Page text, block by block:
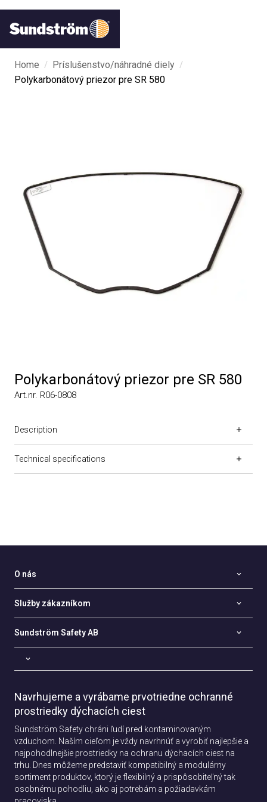
Home / Príslušenstvo/náhradné diely /
Polykarbonátový priezor pre SR 580
Polykarbonátový priezor pre SR 580
Art.nr. R06-0808
Description
Technical specifications
O nás
Služby zákazníkom
Sundström Safety AB
Navrhujeme a vyrábame prvotriedne ochranné
prostriedky dýchacích ciest
Sundström Safety chráni ľudí pred kontaminovaným
vzduchom. Naším cieľom je vždy navrhnúť a vyrobiť najlepšie a
najpohodlnejšie prostriedky na ochranu dýchacích ciest na
trhu. Dnes môžeme predstaviť kompatibilný a modulárny
sortiment produktov, ktorý je flexibilný a prispôsobiteľný tak
osobnému pohodliu, ako aj potrebám a požiadavkám